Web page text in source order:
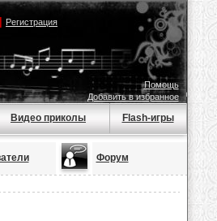
Регистрация
Помощь
Добавить в избранное
Видео приколы Flash-игры
Форум